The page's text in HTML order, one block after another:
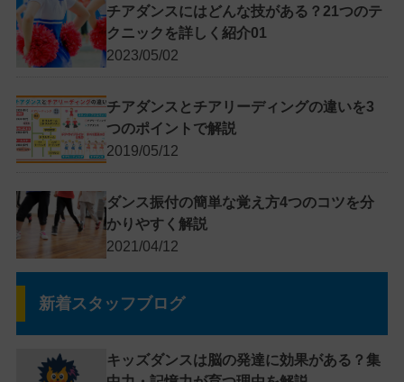
チアダンスにはどんな技がある？21つのテ
クニックを詳しく紹介01
2023/05/02
チアダンスとチアリーディングの違いを3
つのポイントで解説
2019/05/12
ダンス振付の簡単な覚え方4つのコツを分
かりやすく解説
2021/04/12
新着スタッフブログ
キッズダンスは脳の発達に効果がある？集